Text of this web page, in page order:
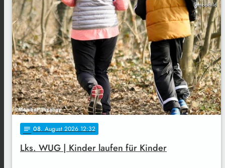
Symbolbild
notes 08. August 2026 12:32
Lks. WUG | Kinder laufen für Kinder